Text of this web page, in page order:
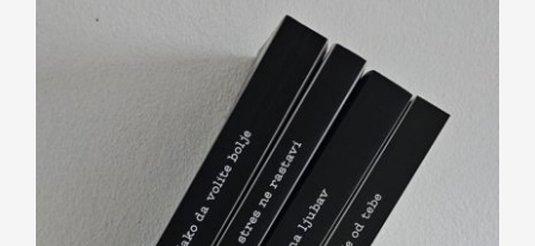
Letnji reset za dušu i odnose